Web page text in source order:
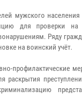
мужского
для проверки на
Ряду
на воинский учёт.
профилактические
раскрытия